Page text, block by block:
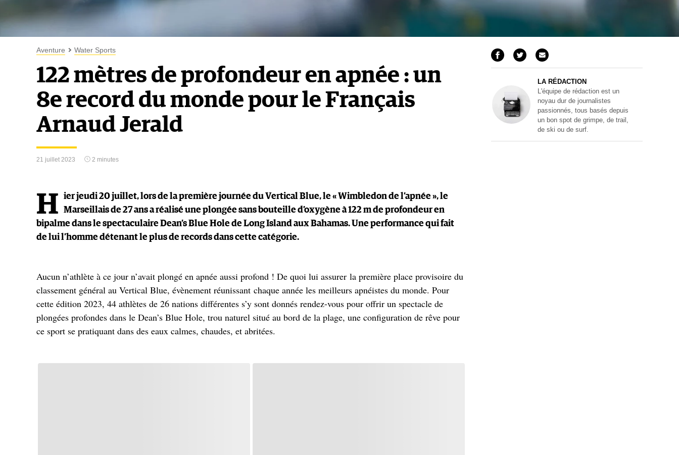
Aventure Water Sports
122 mètres de profondeur en apnée : un
8e record du monde pour le Français
Arnaud Jerald
21 juillet 2023 2 minutes
LA RÉDACTION
L'équipe de rédaction est un
noyau dur de journalistes
passionnés, tous basés depuis
un bon spot de grimpe, de trail,
de ski ou de surf.
H
ier jeudi 20 juillet, lors de la première journée du Vertical Blue, le « Wimbledon de l’apnée », le
Marseillais de 27 ans a réalisé une plongée sans bouteille d’oxygène à 122 m de profondeur en
bipalme dans le spectaculaire Dean’s Blue Hole de Long Island aux Bahamas. Une performance qui fait
de lui l’homme détenant le plus de records dans cette catégorie.
Aucun n’athlète à ce jour n’avait plongé en apnée aussi profond ! De quoi lui assurer la première place provisoire du
classement général au Vertical Blue, évènement réunissant chaque année les meilleurs apnéistes du monde. Pour
cette édition 2023, 44 athlètes de 26 nations différentes s’y sont donnés rendez-vous pour offrir un spectacle de
plongées profondes dans le Dean’s Blue Hole, trou naturel situé au bord de la plage, une configuration de rêve pour
ce sport se pratiquant dans des eaux calmes, chaudes, et abritées.